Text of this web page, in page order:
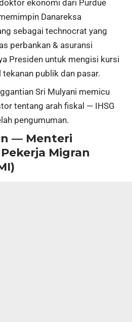
ekonomi dari Purdue
Danareksa
sebagai technocrat yang
perbankan & asuransi
Presiden untuk mengisi kursi
publik dan pasar.
Sri Mulyani memicu
tentang arah fiskal — IHSG
pengumuman.
— Menteri
Migran